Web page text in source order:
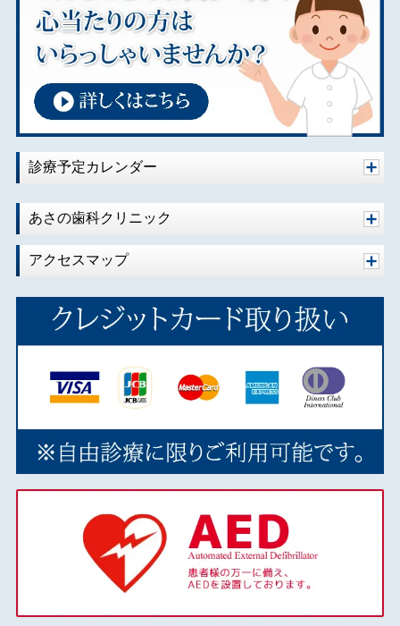
2021年12月
2021年08月
2021年07月
2020年10月
2020年08月
2020年07月
2020年06月
2020年02月
2020年01月
2019年10月
2019年09月
2019年08月
2019年07月
2019年06月
2019年05月
2019年03月
2018年12月
2018年10月
2018年09月
診療予定カレンダー
あさの歯科クリニック
アクセスマップ